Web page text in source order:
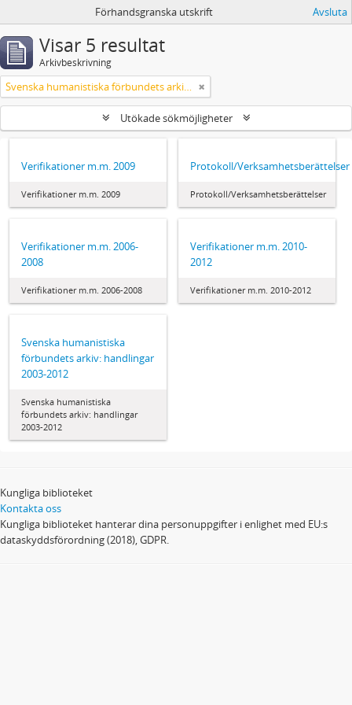
Förhandsgranska utskrift Avsluta
Visar 5 resultat
Arkivbeskrivning
Svenska humanistiska förbundets arkiv: handlingar 2003-2012
Utökade sökmöjligheter
Verifikationer m.m. 2009
Verifikationer m.m. 2009
Protokoll/Verksamhetsberättelser
Protokoll/Verksamhetsberättelser
Verifikationer m.m. 2006-
2008
Verifikationer m.m. 2006-2008
Verifikationer m.m. 2010-
2012
Verifikationer m.m. 2010-2012
Svenska humanistiska
förbundets arkiv: handlingar
2003-2012
Svenska humanistiska
förbundets arkiv: handlingar
2003-2012
Kungliga biblioteket
Kontakta oss
Kungliga biblioteket hanterar dina personuppgifter i enlighet med EU:s
dataskyddsförordning (2018), GDPR.